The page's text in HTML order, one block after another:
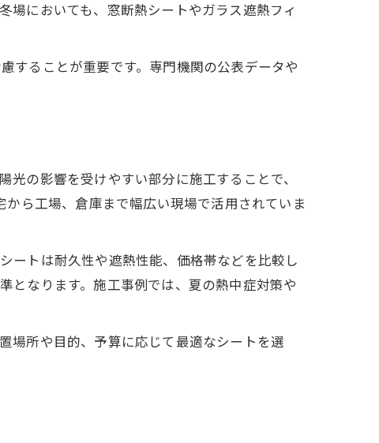
場においても、窓断熱シートやガラス遮熱フィ
することが重要です。専門機関の公表データや
の影響を受けやすい部分に施工することで、
ら工場、倉庫まで幅広い現場で活用されていま
ートは耐久性や遮熱性能、価格帯などを比較し
となります。施工事例では、夏の熱中症対策や
場所や目的、予算に応じて最適なシートを選